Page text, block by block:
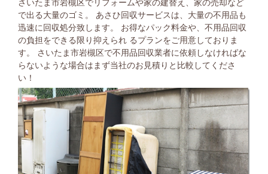
さいたま市岩槻区でリフォームや家の建替え、家の売却など
で出る大量のゴミ。
あさひ回収サービスは、大量の不用品も
迅速に回収処分致します。
お得なパック料金や、不用品回収
の負担をできる限り抑えられ るプランをご用意しておりま
す。
さいたま市岩槻区で不用品回収業者に依頼しなければな
らないような場合はまず当社のお見積りと比較してくださ
い！